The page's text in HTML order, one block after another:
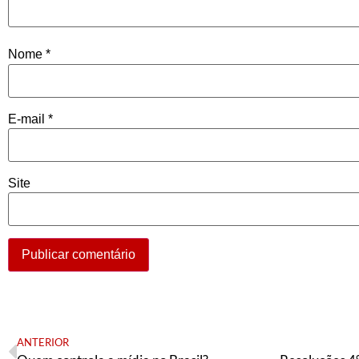
Nome *
E-mail *
Site
ANTERIOR